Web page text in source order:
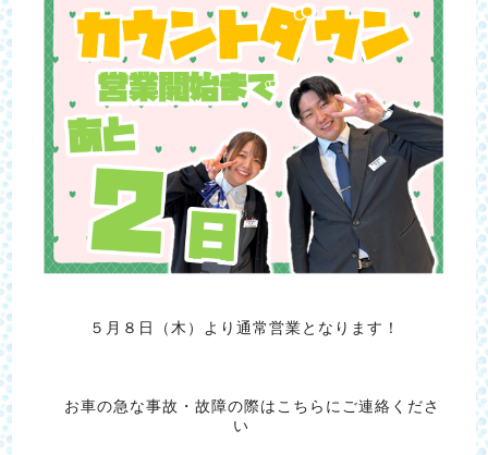
５月８日（木）より通常営業となります！
お車の急な事故・故障の際はこちらにご連絡くださ
い